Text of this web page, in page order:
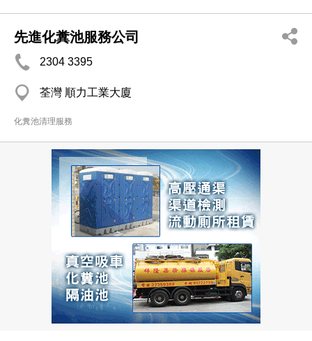
先進化糞池服務公司
2304 3395
荃灣 順力工業大廈
化糞池清理服務